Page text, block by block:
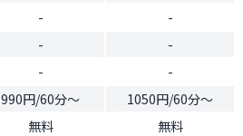
-
-
-
-
-
-
990円/60分〜
1050円/60分〜
無料 無料